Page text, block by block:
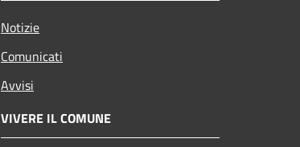
Notizie
Comunicati
Avvisi
VIVERE IL COMUNE